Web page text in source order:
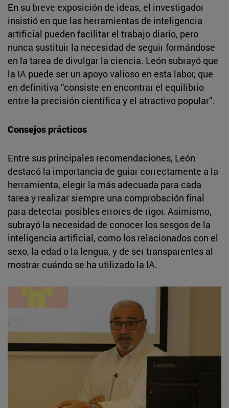
En su breve exposición de ideas, el investigador
insistió en que las herramientas de inteligencia
artificial pueden facilitar el trabajo diario, pero
nunca sustituir la necesidad de seguir formándose
en la tarea de divulgar la ciencia. León subrayó que
la IA puede ser un apoyo valioso en esta labor, que
en definitiva “consiste en encontrar el equilibrio
entre la precisión científica y el atractivo popular”.
Consejos prácticos
Entre sus principales recomendaciones, León
destacó la importancia de guiar correctamente a la
herramienta, elegir la más adecuada para cada
tarea y realizar siempre una comprobación final
para detectar posibles errores de rigor. Asimismo,
subrayó la necesidad de conocer los sesgos de la
inteligencia artificial, como los relacionados con el
sexo, la edad o la lengua, y de ser transparentes al
mostrar cuándo se ha utilizado la IA.